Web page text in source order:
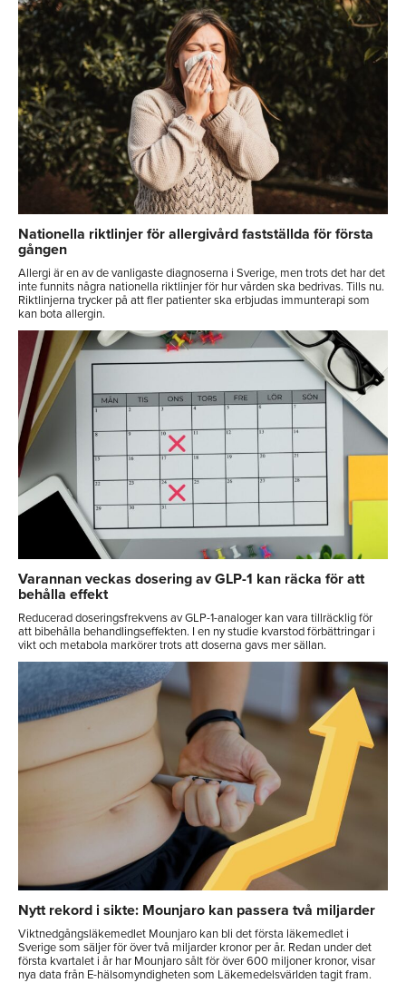
Nationella riktlinjer för allergivård fastställda för första
gången
Allergi är en av de vanligaste diagnoserna i Sverige, men trots det har det
inte funnits några nationella riktlinjer för hur vården ska bedrivas. Tills nu.
Riktlinjerna trycker på att fler patienter ska erbjudas immunterapi som
kan bota allergin.
Varannan veckas dosering av GLP-1 kan räcka för att
behålla effekt
Reducerad doseringsfrekvens av GLP-1-analoger kan vara tillräcklig för
att bibehålla behandlingseffekten. I en ny studie kvarstod förbättringar i
vikt och metabola markörer trots att doserna gavs mer sällan.
Nytt rekord i sikte: Mounjaro kan passera två miljarder
Viktnedgångsläkemedlet Mounjaro kan bli det första läkemedlet i
Sverige som säljer för över två miljarder kronor per år. Redan under det
första kvartalet i år har Mounjaro sålt för över 600 miljoner kronor, visar
nya data från E-hälsomyndigheten som Läkemedelsvärlden tagit fram.